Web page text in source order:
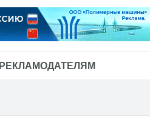
РЕКЛАМОДАТЕЛЯМ